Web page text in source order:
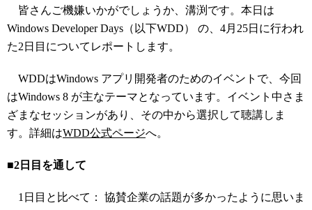
皆さんご機嫌いかがでしょうか、溝渕です。本日は
Windows Developer Days（以下WDD） の、4月25日に行われ
た2日目についてレポートします。
WDDはWindows アプリ開発者のためのイベントで、今回
はWindows 8 が主なテーマとなっています。イベント中さま
ざまなセッションがあり、その中から選択して聴講しま
す。詳細はWDD公式ページへ。
■2日目を通して
1日目と比べて： 協賛企業の話題が多かったように思いま